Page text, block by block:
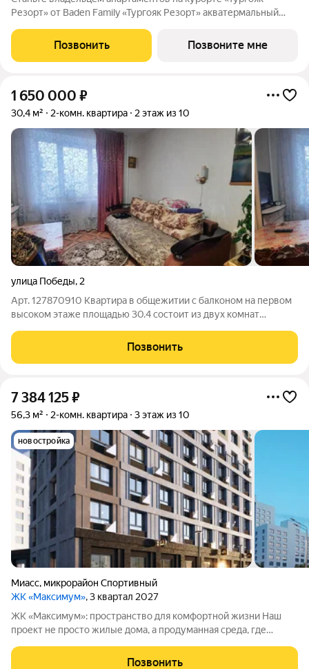
Резорт» от Badеn Family «Тургояк Резорт» акватермальный
открывается захватывающий вид на второе по чистоте озеро в
России после Байкала. На
Позвонить Позвоните мне
1 650 000 ₽
30,4 м² 2-комн. квартира 2 этаж из 10
улица Победы, 2
Арт. 127870910 Квартира в общежитии с балконом на первом
высоком этаже площадью 30.4 состоит из двух комнат
комната оснащена всем необходимым для проживания,
включая собственный санузел и душевую
Позвонить
7 384 125₽
56,3 м² 2-комн. квартира 3 этаж из 10
новостройка
Миасс, микрорайон Спортивный
ЖК «Максимум», 3 квартал 2027
ЖК «Максимум»: пространство для комфортной жизни Наш
проект не просто жилые дома, а продуманная среда, где
познакомиться с ЖК «Максимум». Чем выделяется комплекс: -
Позвонить